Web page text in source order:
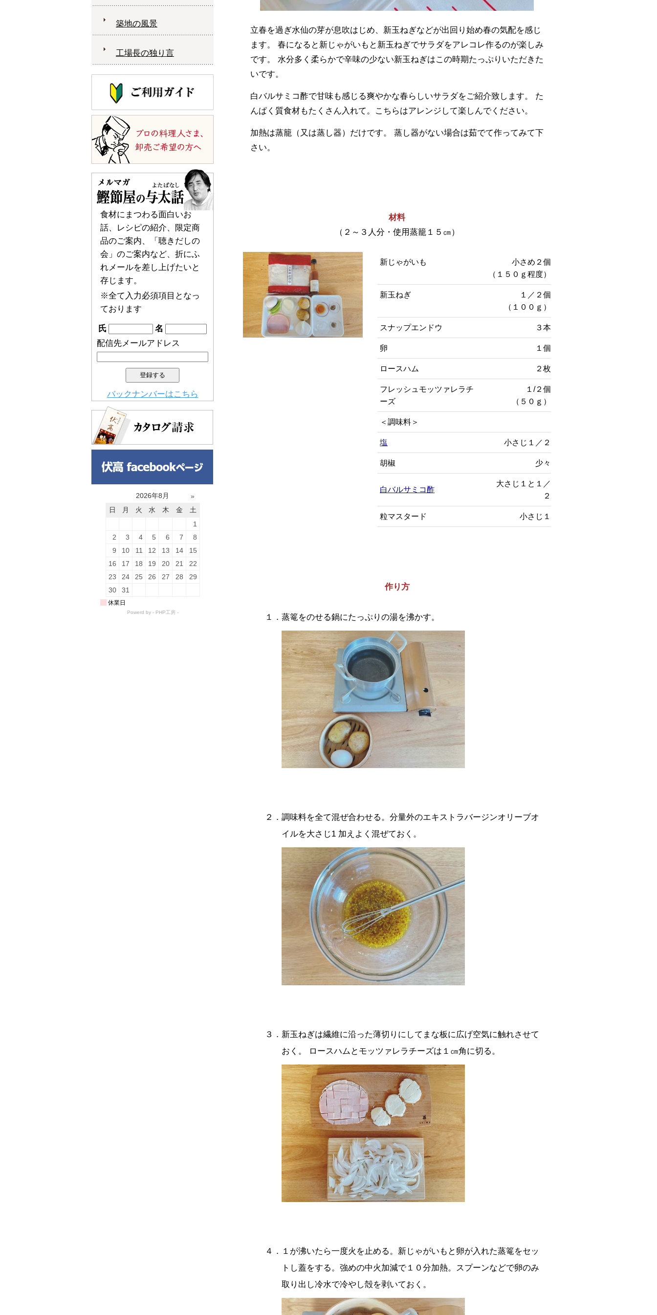
立春を過ぎ水仙の芽が息吹はじめ、新玉ねぎなどが出回り始め春の気配を感じ
ます。 春になると新じゃがいもと新玉ねぎでサラダをアレコレ作るのが楽しみ
です。 水分多く柔らかで辛味の少ない新玉ねぎはこの時期たっぷりいただきた
いです。
白バルサミコ酢で甘味も感じる爽やかな春らしいサラダをご紹介致します。 た
んぱく質食材もたくさん入れて。こちらはアレンジして楽しんでください。
加熱は蒸籠（又は蒸し器）だけです。 蒸し器がない場合は茹でて作ってみて下
さい。
材料
（２～３人分・使用蒸籠１５㎝）
新じゃがいも
小さめ２個
（１５０ｇ程度）
新玉ねぎ
１／２個
（１００ｇ）
スナップエンドウ ３本
卵 １個
ロースハム ２枚
フレッシュモッツァレラチ
ーズ
１/２個
（５０ｇ）
＜調味料＞
塩 小さじ１／２
胡椒 少々
白バルサミコ酢
大さじ１と１／
２
粒マスタード 小さじ１
作り方
１．蒸篭をのせる鍋にたっぷりの湯を沸かす。
２．調味料を全て混ぜ合わせる。分量外のエキストラバージンオリーブオ
イルを大さじ1 加えよく混ぜておく。
３．新玉ねぎは繊維に沿った薄切りにしてまな板に広げ空気に触れさせて
おく。 ロースハムとモッツァレラチーズは１㎝角に切る。
４．１が沸いたら一度火を止める。新じゃがいもと卵が入れた蒸篭をセッ
トし蓋をする。強めの中火加減で１０分加熱。スプーンなどで卵のみ
取り出し冷水で冷やし殻を剥いておく。
築地の風景
工場長の独り言
食材にまつわる面白いお
話、レシピの紹介、限定商
品のご案内、「聴きだしの
会」のご案内など、折にふ
れメールを差し上げたいと
存じます。
※全て入力必須項目となっ
ております
氏
名
配信先メールアドレス
バックナンバーはこちら